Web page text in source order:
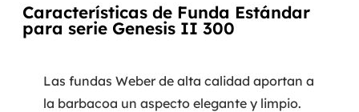
Características de Funda Estándar
para serie Genesis II 300
Las fundas Weber de alta calidad aportan a
la barbacoa un aspecto elegante y limpio.